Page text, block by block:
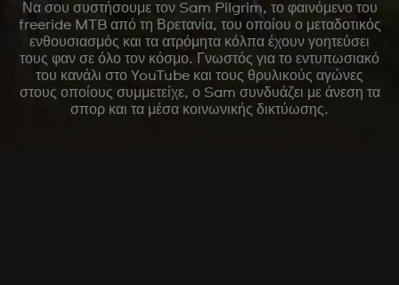
Να σου συστήσουμε τον Sam Pilgrim, το φαινόμενο του
freeride MTB από τη Βρετανία, του οποίου ο μεταδοτικός
ενθουσιασμός και τα ατρόμητα κόλπα έχουν γοητεύσει
τους φαν σε όλο τον κόσμο. Γνωστός για το εντυπωσιακό
του κανάλι στο YouTube και τους θρυλικούς αγώνες
στους οποίους συμμετείχε, ο Sam συνδυάζει με άνεση τα
σπορ και τα μέσα κοινωνικής δικτύωσης.